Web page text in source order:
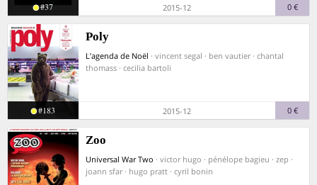
#37 2015-12 0 €
Poly
L’agenda de Noël · vincent segal · ben vautier · chantal
thomass · cecilia bartoli
#183 2015-12 0 €
Zoo
Universal War Two · victor hugo · pénélope bagieu · zep ·
joann sfar · hugo pratt · cyril bonin